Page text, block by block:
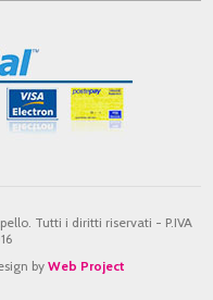
Tutti i diritti riservati - P.IVA
byWeb Project